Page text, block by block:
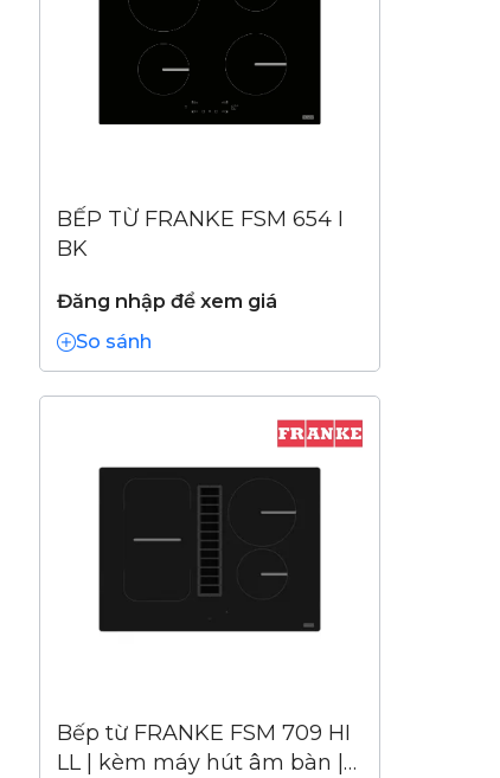
BẾP TỪ FRANKE FSM 654 I
BK
Đăng nhập để xem giá
So sánh
Bếp từ FRANKE FSM 709 HI
LL | kèm máy hút âm bàn |